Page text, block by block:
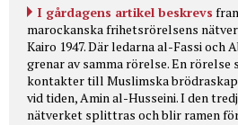
I gårdagens artikel beskrevs
marockanska frihetsrörelsens
Kairo 1947. Där ledarna al-Fassi och
grenar av samma rörelse. En rörelse
kontakter till Muslimska
vid tiden, Amin al-Husseini. I den
nätverket splittras och blir ramen